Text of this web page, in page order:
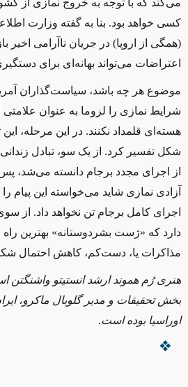
می‌کند که با توجه به خروج نمازی از
کسی خواهد بود. بنا به گفته وزارت
(همگی از اروپا) در جریان ناآرامی اخیر
اعتراضات می‌تواند بهانه‌ای برای
موضوع هر چه باشد، سیاست‌گذاران
شرایط نمازی را لزوما به عنوان علامتی
هسته‌ای قلمداد نکنند. در این مرحله،
شکل تفسیر کرد. از یک سو، تبادل
از اجرای مجدد برجام دانسته می‌شد،
آزادی نمازی شاید می‌خواسته این پیام
اجرای کامل برجام تن نخواهد داد. از سوی
دارد که «ژست بشردوستانه» بهترین راه
مذاکرات یا، دست‌کم، کاهش احتمال
هنریرُم هموند ارشد انستیتو واشنگتن
بخش تحقیقات و مدیر گلوبال ماکرو،
اوراسیا بوده است.